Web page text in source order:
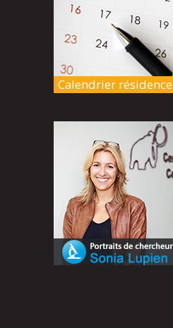
Calendrier résidence